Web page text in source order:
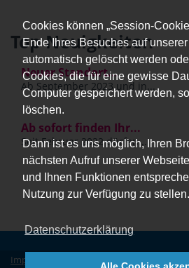
Cookies können „Session-
Ende Ihres Besuches auf
automatisch gelöscht werden
Cookies, die für eine gewisse
Computer gespeichert werden,
löschen.
Dann ist es uns möglich, Ihren
nächsten Aufruf unserer
und Ihnen Funktionen
Nutzung zur Verfügung zu stellen.
Datenschutzerklärung
Top Neuigkeiten
Neuer Standort...
Ab September 2023 und in...
Ab sofort finden Ihr...
Seit Februar 2022 dürfen...
Impressum Datenschutz | Erklärung zur